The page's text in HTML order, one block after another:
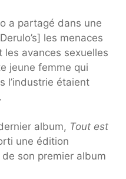
a partagé dans une
les menaces
les avances sexuelles
jeune femme qui
l’industrie étaient
album, Tout est
une édition
son premier album